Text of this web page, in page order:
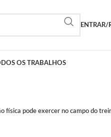
ENTRAR/
OS TRABALHOS
física pode exercer no campo do